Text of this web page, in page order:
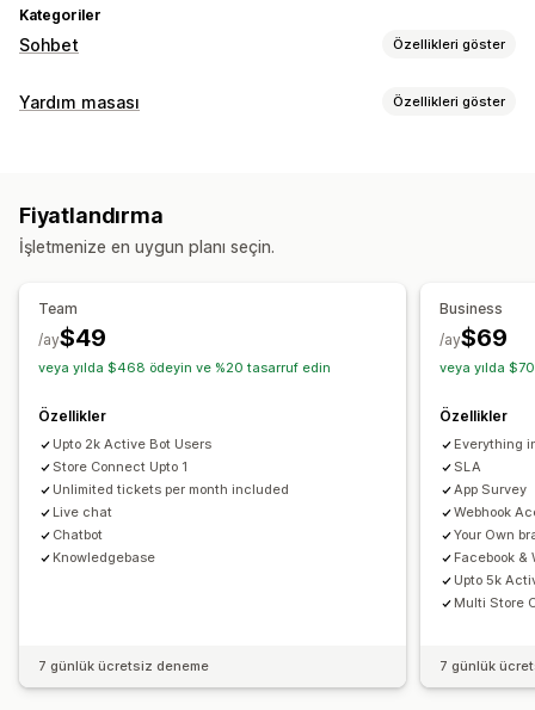
Kategoriler
Sohbet Özellikleri göster
Gerçek zamanlı mesajlaşma
Otomatik yanıtlar
Hızlı yanıtlar
Anketler
Metin dökümü gönder
Özelleştirme
Renk ve yazı tipi
Sohbet penceresi
Çalışma saatleri
Hoş geldiniz mesajları
Sohbet düğmeleri
Etiketleme
Sohbet akışları Aracı avatarı
Yardım masası Özellikleri göster
Self servis Yardım merkezi
Yapay zeka özetleri
Birleşik gelen kutusu
Otomatik atama
Geri bildirim anketleri
Analizler
Raporlar
Fiyatlandırma
İşletmenize en uygun planı seçin.
Team
$49
/ay
veya yılda $468 ödeyin ve %20 tasarruf edin
Özellikler
Upto 2k Active Bot Users
Store Connect Upto 1
Unlimited tickets per month included
Live chat
Chatbot
Knowledgebase
7 günlük ücretsiz deneme
Business
$69
/ay
veya yılda
Özellikler
Everything
SLA
App Survey
Webhook
Your Own
Facebook
Upto 5k
Multi Store
7 günlük